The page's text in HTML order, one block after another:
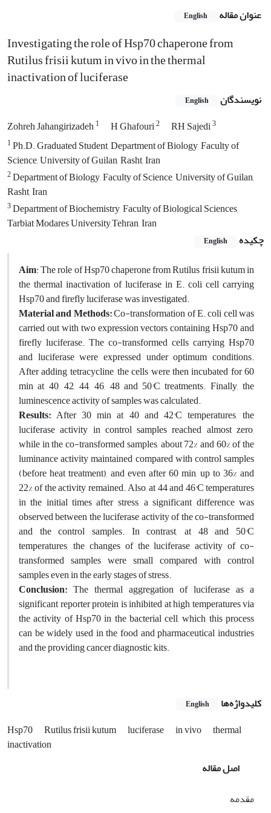
عنوان مقاله English
Investigating the role of Hsp70 chaperone from
Rutilus frisii kutum in vivo in the thermal
inactivation of luciferase
نویسندگان English
Zohreh Jahangirizadeh1 H Ghafouri2 RH Sajedi3
1Ph.D. Graduated Student, Department of Biology, Faculty of
Science, University of Guilan, Rasht, Iran
2Department of Biology, Faculty of Science, University of Guilan,
Rasht, Iran
3Department of Biochemistry, Faculty of Biological Sciences,
Tarbiat Modares University,Tehran, Iran
چکیده
English
Aim: The role of Hsp70 chaperone from Rutilus frisii kutum in
the thermal inactivation of luciferase in E. coli cell carrying
Hsp70 and firefly luciferase was investigated.
Material and Methods:Co-transformation of E. coli cell was
carried out with two expression vectors containing Hsp70 and
firefly luciferase. The co-transformed cells carrying Hsp70
and luciferase were expressed under optimum conditions.
After adding tetracycline, the cells were then incubated for 60
min at 40, 42, 44, 46, 48 and 50°C treatments. Finally, the
luminescence activity of samples was calculated.
Results: After 30 min at 40 and 42°C temperatures, the
luciferase activity in control samples reached almost zero,
while in the co-transformed samples, about 72% and 60% of the
luminance activity maintained compared with control samples
(before heat treatment), and even after 60 min, up to 36% and
22% of the activity remained. Also, at 44 and 46°C temperatures
in the initial times after stress, a significant difference was
observed between the luciferase activity of the co-transformed
and the control samples. In contrast, at 48 and 50°C
temperatures, the changes of the luciferase activity of co-
transformed samples were small compared with control
samples even in the early stages of stress.
Conclusion: The thermal aggregation of luciferase as a
significant reporter protein is inhibited at high temperatures via
the activity of Hsp70 in the bacterial cell, which this process
can be widely used in the food and pharmaceutical industries
and the providing cancer diagnostic kits.
کلیدواژه‌ها English
Hsp70 Rutilus frisii kutum luciferase in vivo
thermal
inactivation
اصل مقاله
مقدمه